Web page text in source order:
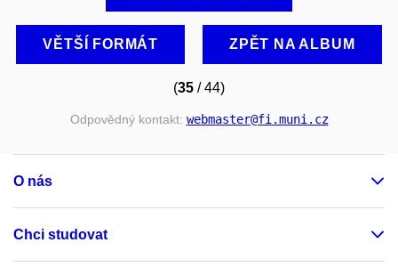
VĚTŠÍ FORMÁT ZPĚT NA ALBUM
(35 / 44)
Odpovědný kontakt: webmaster@fi .muni .cz
O nás
Chci studovat